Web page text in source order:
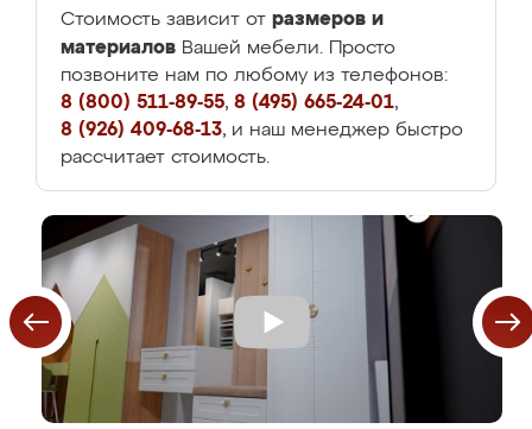
Стоимость зависит от размеров и
материалов Вашей мебели. Просто
позвоните нам по любому из телефонов:
8 (800) 511-89-55, 8 (495) 665-24-01,
8 (926) 409-68-13, и наш менеджер быстро
рассчитает стоимость.